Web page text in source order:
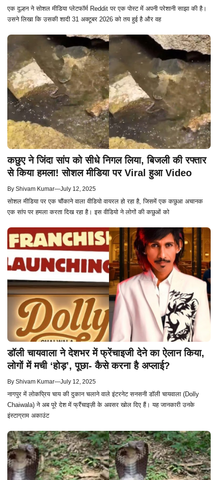
एक दुल्हन ने सोशल मीडिया प्लेटफॉर्म Reddit पर एक पोस्ट में अपनी परेशानी साझा की है।
उसने लिखा कि उसकी शादी 31 अक्टूबर 2026 को तय हुई है और वह
कछुए ने जिंदा सांप को सीधे निगल लिया, बिजली की रफ्तार
से किया हमला! सोशल मीडिया पर Viral हुआ Video
By Shivam Kumar—July 12, 2025
सोशल मीडिया पर एक चौंकाने वाला वीडियो वायरल हो रहा है, जिसमें एक कछुआ अचानक
एक सांप पर हमला करता दिख रहा है। इस वीडियो ने लोगों की कछुओं को
डॉली चायवाला ने देशभर में फ्रेंचाइजी देने का ऐलान किया,
लोगों में मची ‘होड़’, पूछा- कैसे करना है अप्लाई?
By Shivam Kumar—July 12, 2025
नागपुर में लोकप्रिय चाय की दुकान चलाने वाले इंटरनेट सनसनी डॉली चायवाला (Dolly
Chaiwala) ने अब पूरे देश में फ्रैंचाइज़ी के अवसर खोल दिए हैं। यह जानकारी उनके
इंस्टाग्राम अकाउंट